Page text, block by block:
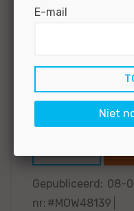
Almere - Almere
bezig met het
keuringen, het
verzorgen van...
Gepubliceerd: 08-
nr: #MOW48139
E-mail
Niet